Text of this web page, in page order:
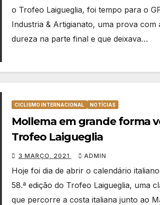
o Trofeo Laigueglia, foi tempo para o
Industria & Artigianato, uma prova com
dureza na parte final e que deixava…
CICLISMO INTERNACIONAL NOTÍCIAS
Mollema em grande forma
Trofeo Laigueglia
3 MARÇO, 2021 ADMIN
Hoje foi dia de abrir o calendário
58.ª edição do Trofeo Laigueglia, uma
que percorre a costa italiana junto ao